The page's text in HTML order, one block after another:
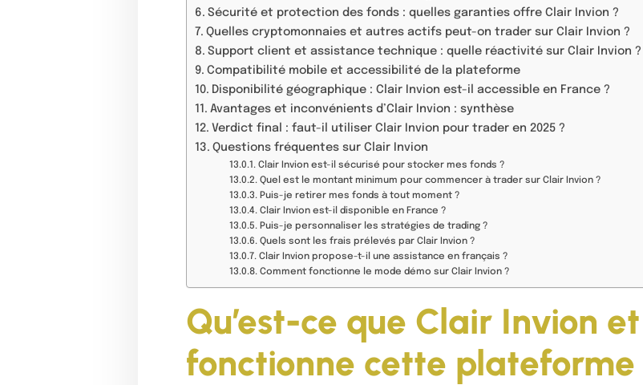
Sécurité et protection des fonds : quelles garanties offre Clair Invion ?
Quelles cryptomonnaies et autres actifs peut-on trader sur Clair Invion ?
Support client et assistance technique : quelle réactivité sur Clair Invion ?
Compatibilité mobile et accessibilité de la plateforme
Disponibilité géographique : Clair Invion est-il accessible en France ?
Avantages et inconvénients d’Clair Invion : synthèse
Verdict final : faut-il utiliser Clair Invion pour trader en 2025 ?
Questions fréquentes sur Clair Invion
Clair Invion est-il sécurisé pour stocker mes fonds ?
Quel est le montant minimum pour commencer à trader sur Clair Invion ?
Puis-je retirer mes fonds à tout moment ?
Clair Invion est-il disponible en France ?
Puis-je personnaliser les stratégies de trading ?
Quels sont les frais prélevés par Clair Invion ?
Clair Invion propose-t-il une assistance en français ?
Comment fonctionne le mode démo sur Clair Invion ?
Qu’est-ce que Clair Invion
fonctionne cette plateforme